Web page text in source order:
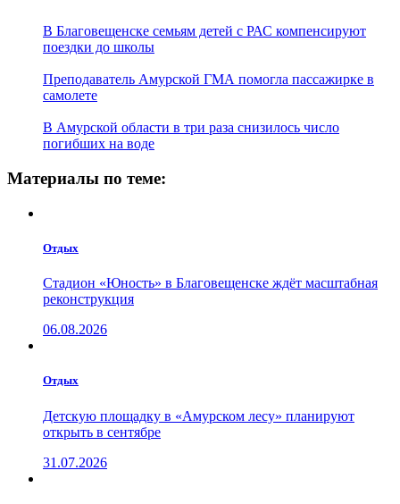
В Благовещенске семьям детей с РАС компенсируют
поездки до школы
Преподаватель Амурской ГМА помогла пассажирке в
самолете
В Амурской области в три раза снизилось число
погибших на воде
Материалы по теме:
Отдых
Стадион «Юность» в Благовещенске ждёт масштабная
реконструкция
06.08.2026
Отдых
Детскую площадку в «Амурском лесу» планируют
открыть в сентябре
31.07.2026